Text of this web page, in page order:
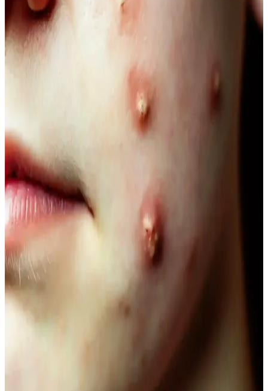
Doğal Denge ve Güzellik Arasındaki Bağlantı:
Güncel Trendler ve Doğal Bakım Yöntemleri
Doğal dengeyi koruma ve güzelliği destekleme yöntemleri, organik
ürünler ve yaşam tarzı alışkanlıklarıyla sağlanıyor. Güncel trendler
ve bilimsel araştırmalar, doğallığın güzellikteki önemini vurguluyor.
Doğal İçerikli Duş Jeli Seçenekleri: Le Petit
Marseillais ve Palmolive Naturals Ürünleri
Her iki markanın doğal içerikli duş jeli ürünleri, cilt sağlığı ve
ferahlık sunar. Le Petit Marseillais’in doğadan ilham alan formülleri
ve Palmolive Naturals’in hafif yapısı, çeşitli boyut ve fiyat
seçenekleriyle bakımda tercih edilir.
Vegan Göz Altı Bakım Kremleri: Doğal ve
Hayvansal İçeriksiz Çözüm Önerileri
Vegan göz altı kremleri, doğal içeriklerle formüle edilerek cilt
sağlığını destekler, çevresel sorumluluğu gözetir ve hassas göz
çevresine uygun bakım sağlar.
Doğal Ağız Bakım Macunları: Bitkisel İçeriklerle
Sağlıklı Diş ve Diş Eti Bakımı
Doğal ağız bakım macunları, bitkisel özler ve antiseptik maddelerle
diş ve diş eti sağlığını koruyan güvenli alternatifler sunar, kimyasal
Seçenekleri ve Kullanım İpuçları